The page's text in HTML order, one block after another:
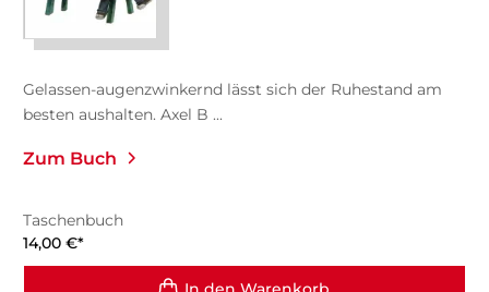
Gelassen-augenzwinkernd lässt sich der Ruhestand am
besten aushalten. Axel B ...
Zum Buch
Taschenbuch
14,00 €*